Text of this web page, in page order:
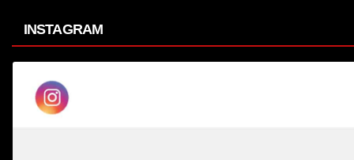
INSTAGRAM